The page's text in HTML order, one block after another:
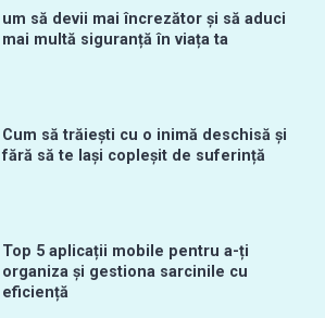
um să devii mai încrezător și să aduci
mai multă siguranță în viața ta
Cum să trăiești cu o inimă deschisă și
fără să te lași copleșit de suferință
Top 5 aplicații mobile pentru a-ți
organiza și gestiona sarcinile cu
eficiență